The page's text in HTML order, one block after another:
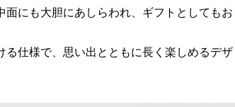
にも大胆にあしらわれ、ギフトとしてもお
仕様で、思い出とともに長く楽しめるデザ